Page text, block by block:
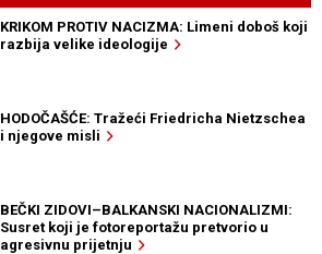
KRIKOM PROTIV NACIZMA: Limeni doboš koji
razbija velike ideologije
HODOČAŠĆE: Tražeći Friedricha Nietzschea
i njegove misli
BEČKI ZIDOVI–BALKANSKI NACIONALIZMI:
Susret koji je fotoreportažu pretvorio u
agresivnu prijetnju